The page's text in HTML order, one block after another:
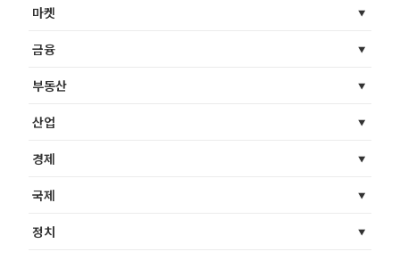
마켓
금융
부동산
산업
경제
국제
정치